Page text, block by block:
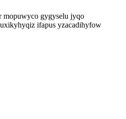
mopuwyco gygyselu jyqo
ifapus yzacadihyfow